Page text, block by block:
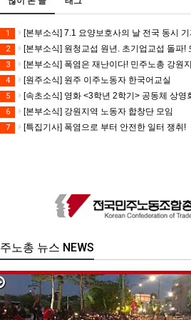
1 [본부소식] 7.1 요양보호사의 날 전국 동시 기
2 [본부소식] 원청교섭 원년. 초기업교섭 돌파! 모든 노동자의 노동기본권
3 [본부소식] 폭염은 재난이다! 민주노총 강원지역본부
4 [원주소식] 원주 이주노동자 한국어교실
5 [속초소식] 영화 <3학년 2학기> 공동체 상영
6 [본부소식] 강원지역 노동자 합창단 모임
7 [특집기사] 폭염으로 부터 안전한 일터 쟁취!
노총 뉴스 NEWS